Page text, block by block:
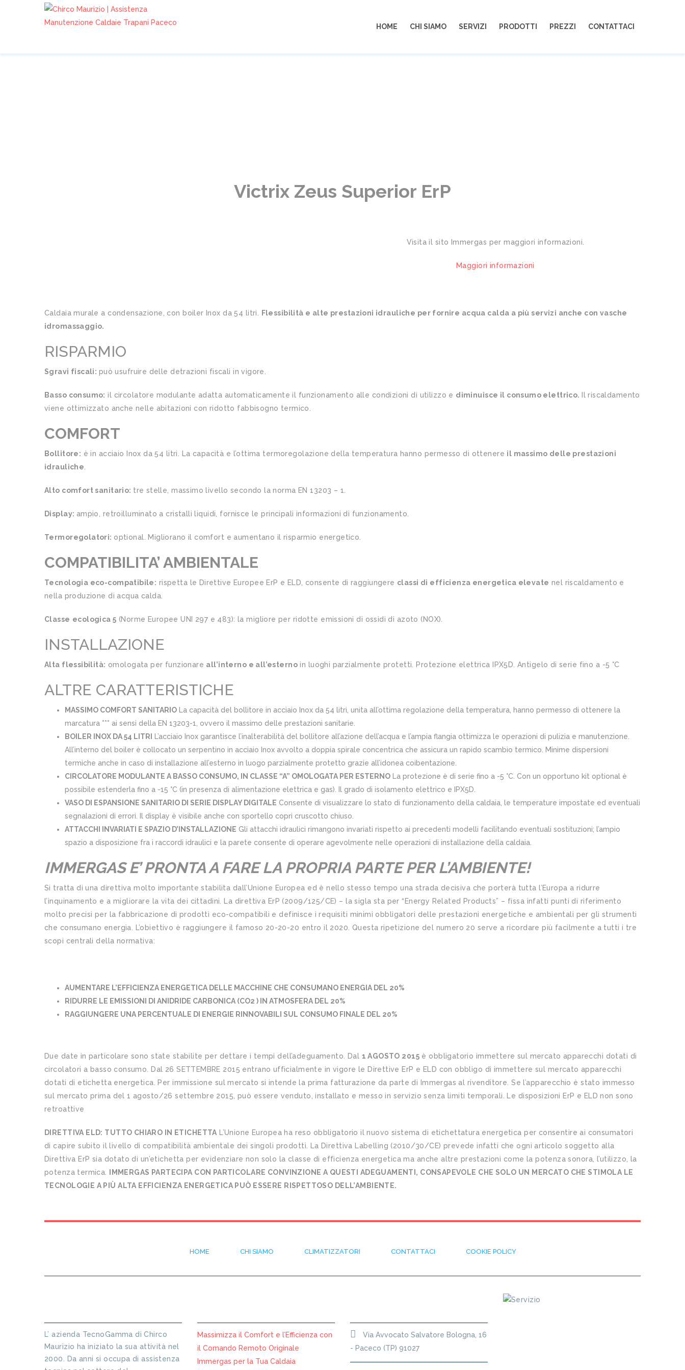
HOME CHI SIAMO SERVIZI PRODOTTI PREZZI CONTATTACI
Victrix Zeus Superior ErP
Visita il sito Immergas per maggiori informazioni.
Maggiori informazioni
Caldaia murale a condensazione, con boiler Inox da 54 litri.
Flessibilità e alte prestazioni idrauliche per fornire acqua calda a più servizi anche con vasche
idromassaggio.
RISPARMIO
Sgravi fiscali: può usufruire delle detrazioni fiscali in vigore.
Basso consumo: il circolatore modulante adatta automaticamente il funzionamento alle condizioni di utilizzo e diminuisce il consumo elettrico.
Il riscaldamento
viene ottimizzato anche nelle abitazioni con ridotto fabbisogno termico.
COMFORT
Bollitore: è in acciaio Inox da 54 litri. La capacità e l’ottima termoregolazione della temperatura hanno permesso di ottenere il massimo delle prestazioni
idrauliche
Alto comfort sanitario: tre stelle, massimo livello secondo la norma EN 13203 – 1.
Display: ampio, retroilluminato a cristalli liquidi, fornisce le principali informazioni di funzionamento.
Termoregolatori: optional. Migliorano il comfort e aumentano il risparmio energetico.
COMPATIBILITA’ AMBIENTALE
Tecnologia eco-compatibile: rispetta le Direttive Europee ErP e ELD, consente di raggiungere classi di efficienza energetica elevate nel riscaldamento e
nella produzione di acqua calda.
Classe ecologica 5 (Norme Europee UNI 297 e 483): la migliore per ridotte emissioni di ossidi di azoto (NOX).
INSTALLAZIONE
Alta flessibilità: omologata per funzionare all’interno e all’esternoin luoghi parzialmente protetti. Protezione elettrica IPX5D. Antigelo di serie fino a -5 °C
ALTRE CARATTERISTICHE
MASSIMO COMFORT SANITARIO La capacità del bollitore in acciaio Inox da 54 litri, unita all’ottima regolazione della temperatura, hanno permesso di ottenere la
marcatura *** ai sensi della EN 13203-1, ovvero il massimo delle prestazioni sanitarie.
BOILER INOX DA 54 LITRI
L’acciaio Inox garantisce l’inalterabilità del bollitore all’azione dell’acqua e l’ampia flangia ottimizza le operazioni di pulizia e manutenzione.
All’interno del boiler è collocato un serpentino in acciaio Inox avvolto a doppia spirale concentrica che assicura un rapido scambio termico. Minime dispersioni
termiche anche in caso di installazione all’esterno in luogo parzialmente protetto grazie all’idonea coibentazione.
CIRCOLATORE MODULANTE A BASSO CONSUMO, IN CLASSE “A” OMOLOGATA PER ESTERNO La protezione è di serie fino a -5 °C. Con un opportuno kit optional è
possibile estenderla fino a -15 °C (in presenza di alimentazione elettrica e gas). Il grado di isolamento elettrico e IPX5D.
VASO DI ESPANSIONE SANITARIO DI SERIE DISPLAY DIGITALE Consente di visualizzare lo stato di funzionamento della caldaia, le temperature impostate ed eventuali
segnalazioni di errori. Il display è visibile anche con sportello copri cruscotto chiuso.
ATTACCHI INVARIATI E SPAZIO D’INSTALLAZIONE Gli attacchi idraulici rimangono invariati rispetto ai precedenti modelli facilitando eventuali sostituzioni; l’ampio
spazio a disposizione fra i raccordi idraulici e la parete consente di operare agevolmente nelle operazioni di installazione della caldaia.
IMMERGAS E’ PRONTA A FARE LA PROPRIA PARTE PER L’AMBIENTE!
Si tratta di una direttiva molto importante stabilita dall’Unione Europea ed è nello stesso tempo una strada decisiva che porterà tutta l’Europa a ridurre
l’inquinamento e a migliorare la vita dei cittadini. La direttiva ErP (2009/125/CE) – la sigla sta per “Energy Related Products” – fissa infatti punti di riferimento
molto precisi per la fabbricazione di prodotti eco-compatibili e definisce i requisiti minimi obbligatori delle prestazioni energetiche e ambientali per gli strumenti
che consumano energia. L’obiettivo è raggiungere il famoso 20-20-20 entro il 2020. Questa ripetizione del numero 20 serve a ricordare più facilmente a tutti i tre
scopi centrali della normativa:
AUMENTARE L’EFFICIENZA ENERGETICA DELLE MACCHINE CHE CONSUMANO ENERGIA DEL 20%
RIDURRE LE EMISSIONI DI ANIDRIDE CARBONICA (CO2 ) IN ATMOSFERA DEL 20%
RAGGIUNGERE UNA PERCENTUALE DI ENERGIE RINNOVABILI SUL CONSUMO FINALE DEL 20%
Due date in particolare sono state stabilite per dettare i tempi dell’adeguamento. Dal 1 AGOSTO 2015 è obbligatorio immettere sul mercato apparecchi dotati di
circolatori a basso consumo. Dal 26 SETTEMBRE 2015 entrano ufficialmente in vigore le Direttive ErP e ELD con obbligo di immettere sul mercato apparecchi
dotati di etichetta energetica. Per immissione sul mercato si intende la prima fatturazione da parte di Immergas al rivenditore. Se l’apparecchio è stato immesso
sul mercato prima del 1 agosto/26 settembre 2015, può essere venduto, installato e messo in servizio senza limiti temporali. Le disposizioni ErP e ELD non sono
retroattive
DIRETTIVA ELD: TUTTO CHIARO IN ETICHETTA L’Unione Europea ha reso obbligatorio il nuovo sistema di etichettatura energetica per consentire ai consumatori
di capire subito il livello di compatibilità ambientale dei singoli prodotti. La Direttiva Labelling (2010/30/CE) prevede infatti che ogni articolo soggetto alla
Direttiva ErP sia dotato di un’etichetta per evidenziare non solo la classe di efficienza energetica ma anche altre prestazioni come la potenza sonora, l’utilizzo, la
potenza termica.
IMMERGAS PARTECIPA CON PARTICOLARE CONVINZIONE A QUESTI ADEGUAMENTI, CONSAPEVOLE CHE SOLO UN MERCATO CHE STIMOLA LE
TECNOLOGIE A PIÙ ALTA EFFICIENZA ENERGETICA PUÒ ESSERE RISPETTOSO DELL’AMBIENTE.
HOME CHI SIAMO CLIMATIZZATORI CONTATTACI COOKIE POLICY
L’ azienda TecnoGamma di Chirco
Maurizio ha iniziato la sua attività nel
2000. Da anni si occupa di assistenza
Massimizza il Comfort e l’Efficienza con
il Comando Remoto Originale
Immergas per la Tua Caldaia
Via Avvocato Salvatore Bologna, 16
- Paceco (TP) 91027